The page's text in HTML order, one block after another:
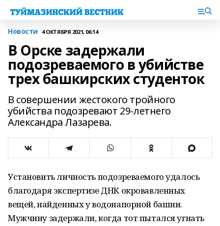
Новости 4 ОКТЯБРЯ 2021, 06:14
В Орске задержали
подозреваемого в убийстве
трех башкирских студенток
В совершении жестокого тройного
убийства подозревают 29-летнего
Александра Лазарева.
Установить личность подозреваемого удалось
благодаря экспертизе ДНК окровавленных
вещей, найденных у водонапорной башни.
Мужчину задержали, когда тот пытался угнать